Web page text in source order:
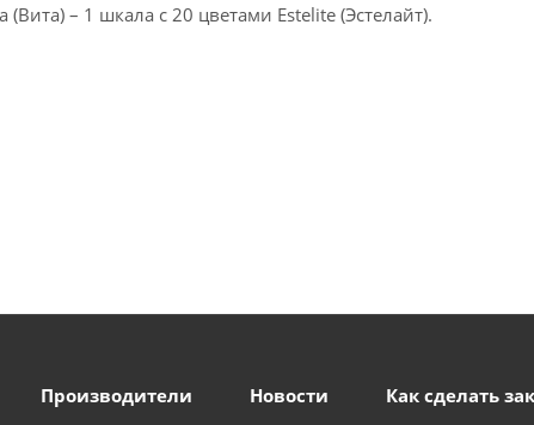
– 1 шкала c 20 цветами Estelite (Эстелайт).
Производители Новости Как сделать